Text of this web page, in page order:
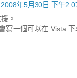
2008年5月30日 下午
。
寫一個可以在 Vista